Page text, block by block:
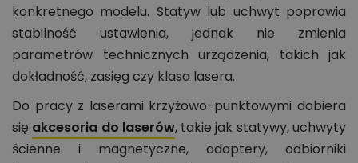
konkretnego modelu. Statyw lub uchwyt poprawia
stabilność ustawienia, jednak nie zmienia
parametrów technicznych urządzenia, takich jak
dokładność, zasięg czy klasa lasera.
Do pracy z laserami krzyżowo-punktowymi dobiera
się akcesoria do laserów, takie jak statywy, uchwyty
ścienne i magnetyczne, adaptery, odbiorniki